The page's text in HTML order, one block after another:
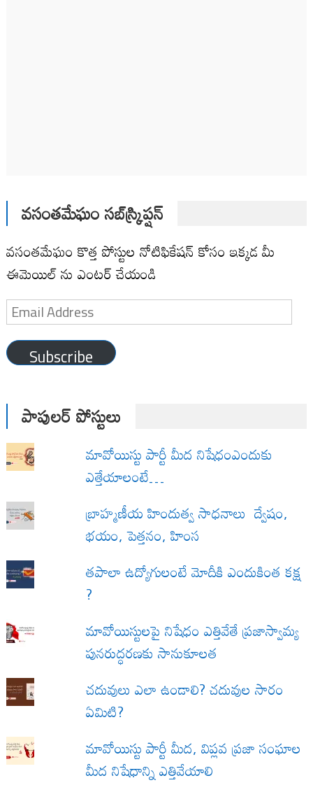
వసంతమేఘం సబ్‌స్క్రిప్షన్
వసంతమేఘం కొత్త పోస్టుల నోటిఫికేషన్ కోసం ఇక్కడ మీ
ఈమెయిల్ ను ఎంటర్ చేయండి
Email
Address
Subscribe
పాపులర్ పోస్టులు
మావోయిస్టు పార్టీ మీద నిషేధంఎందుకు
ఎత్తేయాలంటే…
బ్రాహ్మణీయ హిందుత్వ సాధనాలు ద్వేషం,
భయం, పెత్తనం, హింస
త‌పాలా ఉద్యోగులంటే మోదీకి ఎందుకింత కక్ష
?
మావోయిస్టులపై నిషేధం ఎత్తివేతే ప్రజాస్వామ్య
పునరుద్ధరణకు సానుకూలత
చదువులు ఎలా ఉండాలి? చదువుల సారం
ఏమిటి?
మావోయిస్టు పార్టీ మీద, విప్లవ ప్రజా సంఘాల
మీద నిషేధాన్ని ఎత్తివేయాలి